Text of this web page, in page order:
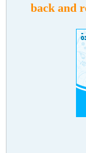
back and